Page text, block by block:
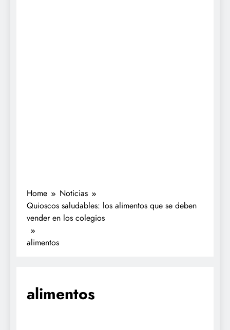
Home
Noticias
Quioscos saludables: los alimentos que se deben
vender en los colegios
alimentos
alimentos